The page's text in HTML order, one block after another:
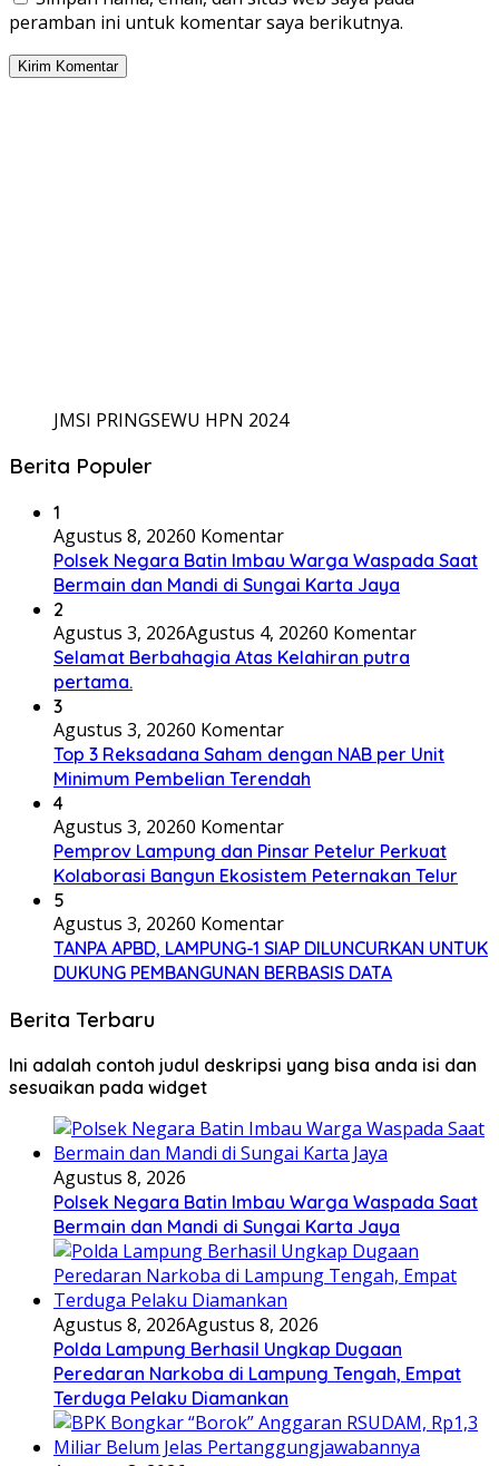
peramban ini untuk komentar saya berikutnya.
JMSI PRINGSEWU HPN 2024
Berita Populer
1
Agustus 8, 20260 Komentar
Polsek Negara Batin Imbau Warga Waspada Saat
Bermain dan Mandi di Sungai Karta Jaya
2
Agustus 3, 2026Agustus 4, 20260 Komentar
Selamat Berbahagia Atas Kelahiran putra
pertama.
3
Agustus 3, 20260 Komentar
Top 3 Reksadana Saham dengan NAB per Unit
Minimum Pembelian Terendah
4
Agustus 3, 20260 Komentar
Pemprov Lampung dan Pinsar Petelur Perkuat
Kolaborasi Bangun Ekosistem Peternakan Telur
5
Agustus 3, 20260 Komentar
TANPA APBD, LAMPUNG-1 SIAP DILUNCURKAN UNTUK
DUKUNG PEMBANGUNAN BERBASIS DATA
Berita Terbaru
Ini adalah contoh judul deskripsi yang bisa anda isi dan
sesuaikan pada widget
Agustus 8, 2026
Polsek Negara Batin Imbau Warga Waspada Saat
Bermain dan Mandi di Sungai Karta Jaya
Agustus 8, 2026Agustus 8, 2026
Polda Lampung Berhasil Ungkap Dugaan
Peredaran Narkoba di Lampung Tengah, Empat
Terduga Pelaku Diamankan